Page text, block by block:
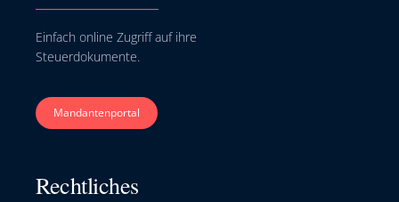
Einfach online Zugriff auf ihre
Steuerdokumente.
Mandantenportal
Rechtliches